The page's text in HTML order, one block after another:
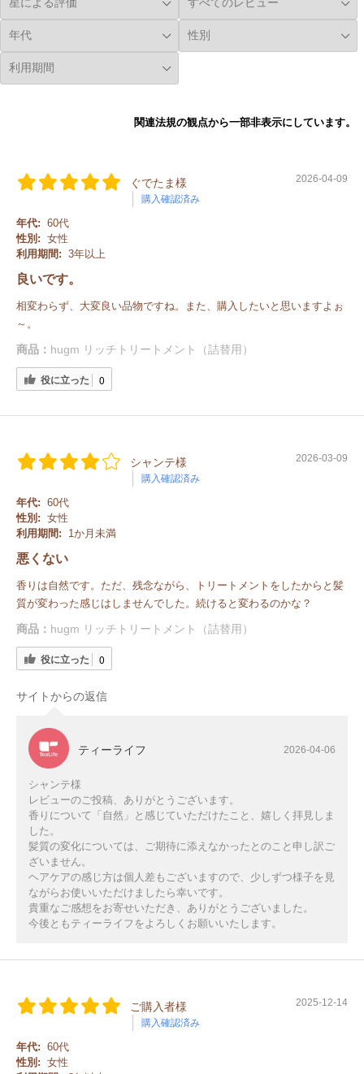
関連法規の観点から一部非表示にしています。
ぐでたま様
購入確認済み
2026-04-09
年代: 60代
性別: 女性
利用期間: 3年以上
良いです。
相変わらず、大変良い品物ですね。また、購入したいと思いますよぉ
～。
商品： hugm リッチトリートメント（詰替用）
役に立った 0
シャンテ様
購入確認済み
2026-03-09
年代: 60代
性別: 女性
利用期間:
1か月未満
悪くない
香りは自然です。ただ、残念ながら、トリートメントをしたからと髪
質が変わった感じはしませんでした。続けると変わるのかな？
商品： hugm リッチトリートメント（詰替用）
役に立った 0
サイトからの返信
ティーライフ 2026-04-06
シャンテ様
レビューのご投稿、ありがとうございます。
香りについて「自然」と感じていただけたこと、嬉しく拝見しま
した。
髪質の変化については、ご期待に添えなかったとのこと申し訳ご
ざいません。
ヘアケアの感じ方は個人差もございますので、少しずつ様子を見
ながらお使いいただけましたら幸いです。
貴重なご感想をお寄せいただき、ありがとうございました。
今後ともティーライフをよろしくお願いいたします。
ご購入者様
購入確認済み
2025-12-14
年代: 60代
性別: 女性